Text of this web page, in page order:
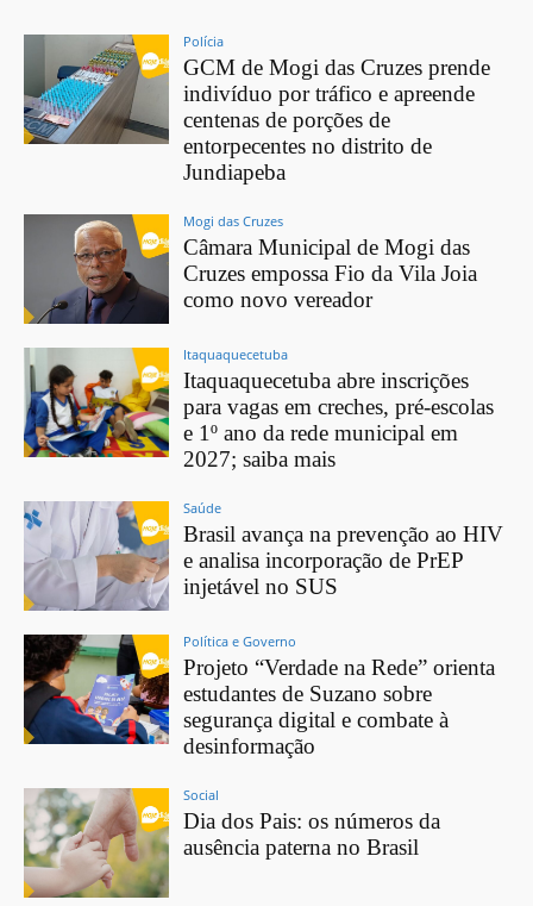
Polícia
GCM de Mogi das Cruzes prende
indivíduo por tráfico e apreende
centenas de porções de
entorpecentes no distrito de
Jundiapeba
Mogi das Cruzes
Câmara Municipal de Mogi das
Cruzes empossa Fio da Vila Joia
como novo vereador
Itaquaquecetuba
Itaquaquecetuba abre inscrições
para vagas em creches, pré-escolas
e 1º ano da rede municipal em
2027; saiba mais
Saúde
Brasil avança na prevenção ao HIV
e analisa incorporação de PrEP
injetável no SUS
Política e Governo
Projeto “Verdade na Rede” orienta
estudantes de Suzano sobre
segurança digital e combate à
desinformação
Social
Dia dos Pais: os números da
ausência paterna no Brasil